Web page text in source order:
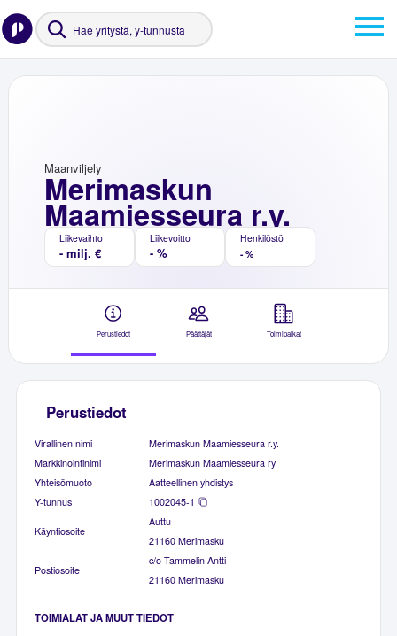
Merimaskun
Maamiesseura r.y.
Maanviljely
Liikevaihto
- milj. €
Liikevoitto
- %
Henkilöstö
- %
Perustiedot Päättäjät Toimipaikat
Perustiedot
Virallinen nimi
Merimaskun Maamiesseura r.y.
Markkinointinimi
Merimaskun Maamiesseura ry
Yhteisömuoto
Aatteellinen yhdistys
Y-tunnus
1002045-1
Käyntiosoite
Auttu
21160 Merimasku
Postiosoite
c/o Tammelin Antti
21160 Merimasku
TOIMIALAT JA MUUT TIEDOT